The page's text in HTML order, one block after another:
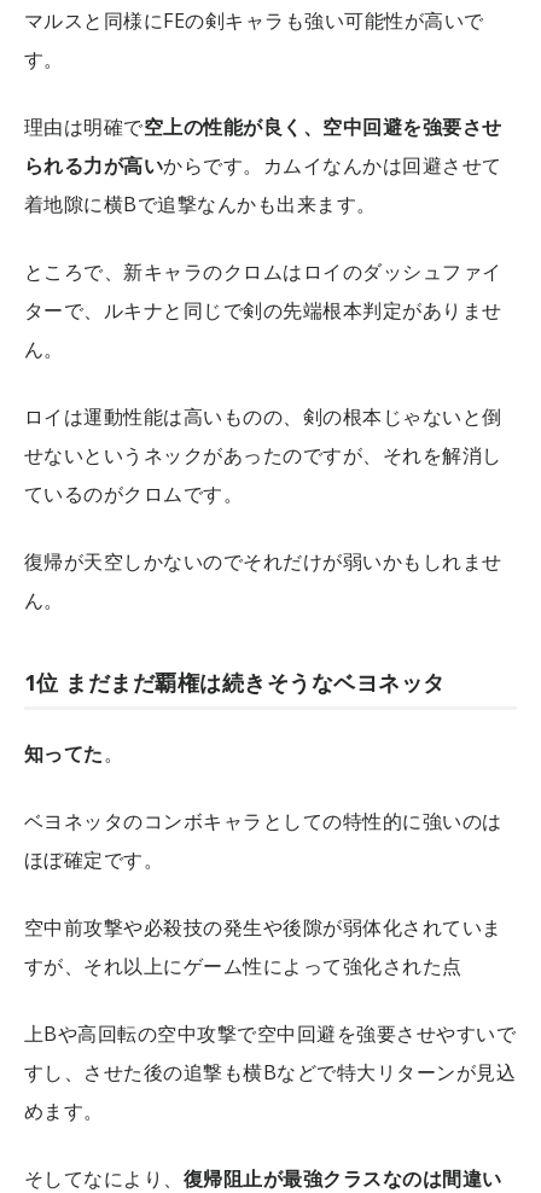
マルスと同様にFEの剣キャラも強い可能性が高いで
す。
理由は明確で空上の性能が良く、空中回避を強要させ
られる力が高いからです。カムイなんかは回避させて
着地隙に横Bで追撃なんかも出来ます。
ところで、新キャラのクロムはロイのダッシュファイ
ターで、ルキナと同じで剣の先端根本判定がありませ
ん。
ロイは運動性能は高いものの、剣の根本じゃないと倒
せないというネックがあったのですが、それを解消し
ているのがクロムです。
復帰が天空しかないのでそれだけが弱いかもしれませ
ん。
1位 まだまだ覇権は続きそうなベヨネッタ
知ってた。
ベヨネッタのコンボキャラとしての特性的に強いのは
ほぼ確定です。
空中前攻撃や必殺技の発生や後隙が弱体化されていま
すが、それ以上にゲーム性によって強化された点
上Bや高回転の空中攻撃で空中回避を強要させやすいで
すし、させた後の追撃も横Bなどで特大リターンが見込
めます。
そしてなにより、 復帰阻止が最強クラスなのは間違い